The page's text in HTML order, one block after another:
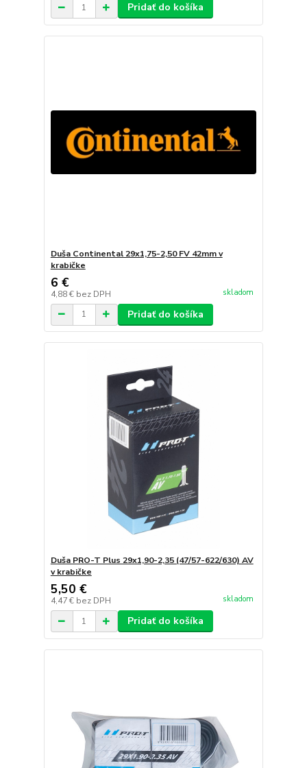
Pridať do košíka
Duša Continental 29x1,75-2,50 FV 42mm v
krabičke
6 €
4,88 € bez DPH skladom
Pridať do košíka
Duša PRO-T Plus 29x1,90-2,35 (47/57-622/630) AV
v krabičke
5,50 €
4,47 € bez DPH skladom
Pridať do košíka